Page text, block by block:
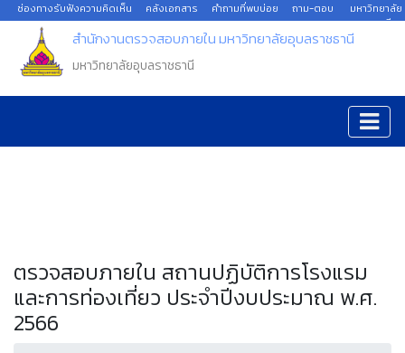
ช่องทางรับฟังความคิดเห็น คลังเอกสาร คำถามที่พบบ่อย ถาม-ตอบ
มหาวิทยาลัย
อุบลราชธานี
สำนักงานตรวจสอบภายใน มหาวิทยาลัยอุบลราชธานี
มหาวิทยาลัยอุบลราชธานี
ตรวจสอบภายใน สถานปฏิบัติการโรงแรม
และการท่องเที่ยว ประจำปีงบประมาณ พ.ศ.
2566